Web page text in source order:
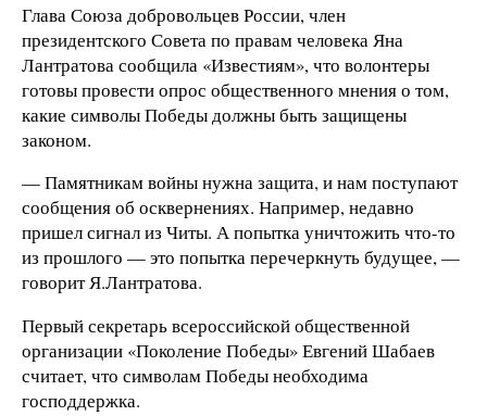
Глава Союза добровольцев России, член
президентского Совета по правам человека Яна
Лантратова сообщила «Известиям», что волонтеры
готовы провести опрос общественного мнения о том,
какие символы Победы должны быть защищены
законом.
— Памятникам войны нужна защита, и нам поступают
сообщения об осквернениях. Например, недавно
пришел сигнал из Читы. А попытка уничтожить что-то
из прошлого — это попытка перечеркнуть будущее, —
говорит Я.Лантратова.
Первый секретарь всероссийской общественной
организации «Поколение Победы» Евгений Шабаев
считает, что символам Победы необходима
господдержка.